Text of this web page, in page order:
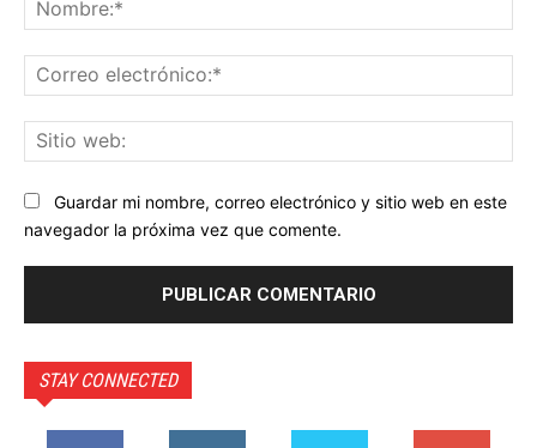
Guardar mi nombre, correo electrónico y sitio web en este
navegador la próxima vez que comente.
STAY CONNECTED